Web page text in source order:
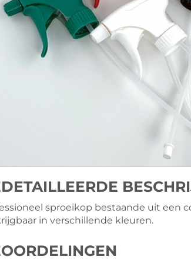
sproeikop bestaande uit een
in verschillende kleuren.